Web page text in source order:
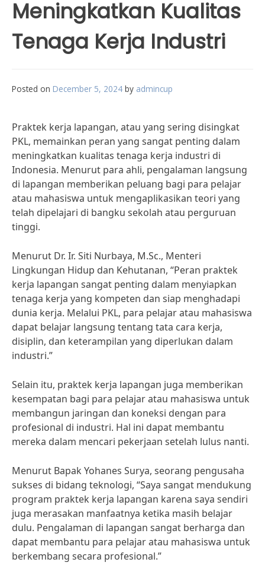
Meningkatkan Kualitas
Tenaga Kerja Industri
Posted on December 5, 2024 by admincup
Praktek kerja lapangan, atau yang sering disingkat
PKL, memainkan peran yang sangat penting dalam
meningkatkan kualitas tenaga kerja industri di
Indonesia. Menurut para ahli, pengalaman langsung
di lapangan memberikan peluang bagi para pelajar
atau mahasiswa untuk mengaplikasikan teori yang
telah dipelajari di bangku sekolah atau perguruan
tinggi.
Menurut Dr. Ir. Siti Nurbaya, M.Sc., Menteri
Lingkungan Hidup dan Kehutanan, “Peran praktek
kerja lapangan sangat penting dalam menyiapkan
tenaga kerja yang kompeten dan siap menghadapi
dunia kerja. Melalui PKL, para pelajar atau mahasiswa
dapat belajar langsung tentang tata cara kerja,
disiplin, dan keterampilan yang diperlukan dalam
industri.”
Selain itu, praktek kerja lapangan juga memberikan
kesempatan bagi para pelajar atau mahasiswa untuk
membangun jaringan dan koneksi dengan para
profesional di industri. Hal ini dapat membantu
mereka dalam mencari pekerjaan setelah lulus nanti.
Menurut Bapak Yohanes Surya, seorang pengusaha
sukses di bidang teknologi, “Saya sangat mendukung
program praktek kerja lapangan karena saya sendiri
juga merasakan manfaatnya ketika masih belajar
dulu. Pengalaman di lapangan sangat berharga dan
dapat membantu para pelajar atau mahasiswa untuk
berkembang secara profesional.”